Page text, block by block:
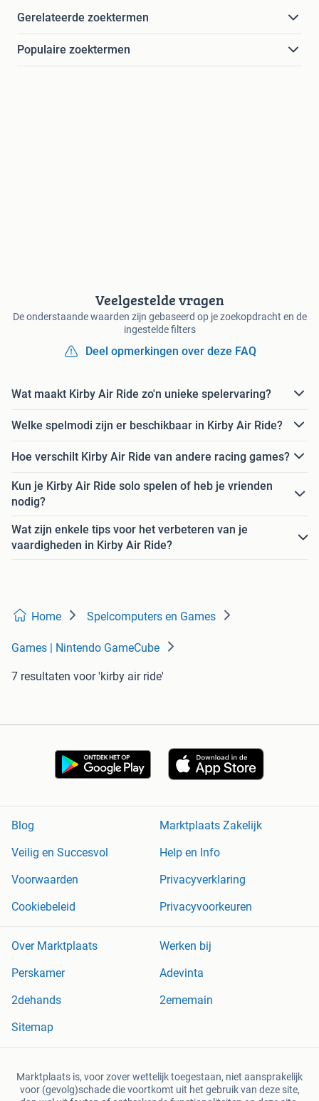
Gerelateerde zoektermen
Populaire zoektermen
Veelgestelde vragen
De onderstaande waarden zijn gebaseerd op je zoekopdracht en de
ingestelde filters
Deel opmerkingen over deze FAQ
Wat maakt Kirby Air Ride zo'n unieke spelervaring?
Welke spelmodi zijn er beschikbaar in Kirby Air Ride?
Hoe verschilt Kirby Air Ride van andere racing games?
Kun je Kirby Air Ride solo spelen of heb je vrienden
nodig?
Wat zijn enkele tips voor het verbeteren van je
vaardigheden in Kirby Air Ride?
Home Spelcomputers en Games
Games | Nintendo GameCube
7 resultaten voor 'kirby air ride'
Blog
Marktplaats Zakelijk
Veilig en Succesvol
Help en Info
Voorwaarden
Privacyverklaring
Cookiebeleid
Privacyvoorkeuren
Over Marktplaats
Werken bij
Perskamer
Adevinta
2dehands
2ememain
Sitemap
Marktplaats is, voor zover wettelijk toegestaan, niet aansprakelijk
voor (gevolg)schade die voortkomt uit het gebruik van deze site,